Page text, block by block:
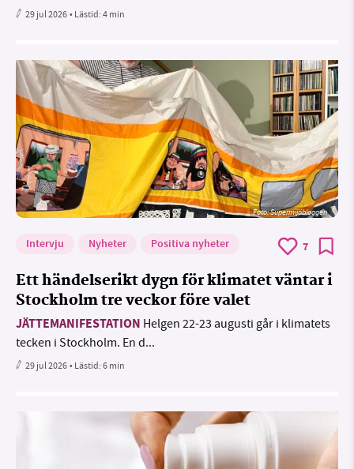
29 jul 2026• Lästid:4 min
Foto: Supermijöbloggen
Intervju Nyheter Positiva nyheter 7
Ett händelserikt dygn för klimatet väntar i
Stockholm tre veckor före valet
JÄTTEMANIFESTATION Helgen 22-23 augusti går i klimatets
tecken i Stockholm. En d...
29 jul 2026• Lästid:6 min